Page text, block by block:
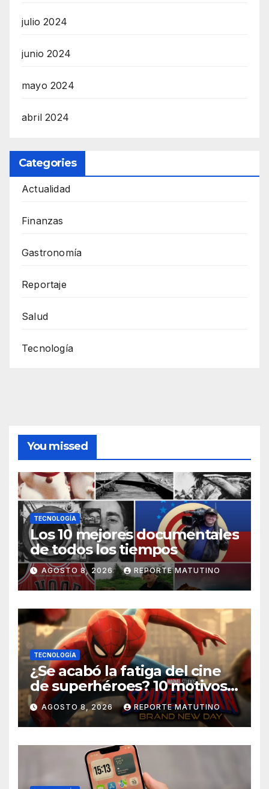
julio 2024
junio 2024
mayo 2024
abril 2024
Categories
Actualidad
Finanzas
Gastronomía
Reportaje
Salud
Tecnología
You missed
TECNOLOGÍA
Los 10 mejores documentales
de todos los tiempos
AGOSTO 8, 2026 REPORTE MATUTINO
TECNOLOGÍA
¿Se acabó la fatiga del cine
de superhéroes? 10 motivos
por los que ‘Spider-Man:
Brand New Day» desmiente
esa teoría
AGOSTO 8, 2026 REPORTE MATUTINO